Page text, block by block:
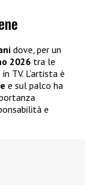
dove, per un
2026 tra le
TV. L’artista è
e sul palco ha
e